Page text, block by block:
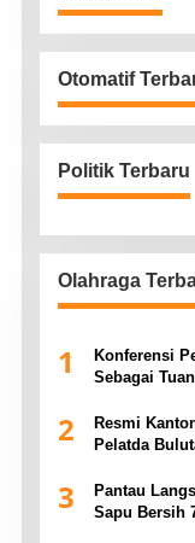
Otomatif
Politik Terbaru
Olahraga
1
Konferensi
Sebagai
Piala
2
Resmi
Pelatda
3
Pantau
Sapu Bersih